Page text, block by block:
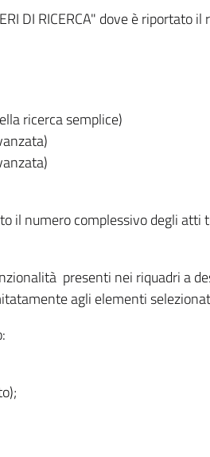
DI RICERCA" dove è riportato
ricerca semplice)
il numero complessivo degli
presenti nei riquadri a
agli elementi